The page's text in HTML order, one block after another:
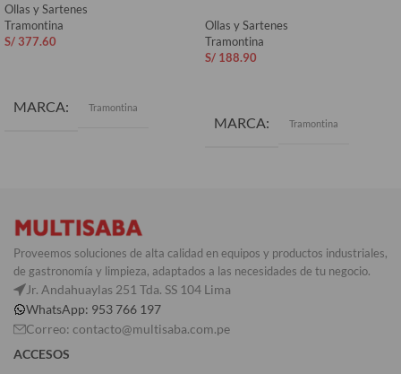
Ollas y Sartenes
Tramontina
S/ 377.60
MARCA Tramontina
Ollas y Sartenes
Tramontina
S/ 188.90
MARCA Tramontina
Proveemos soluciones de alta calidad en equipos y productos industriales,
de gastronomía y limpieza, adaptados a las necesidades de tu negocio.
Jr. Andahuaylas 251 Tda. SS 104 Lima
WhatsApp: 953 766 197
Correo: contacto@multisaba.com.pe
ACCESOS